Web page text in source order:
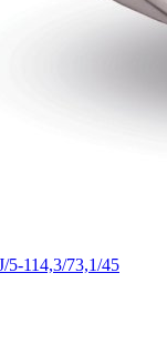
5-114,3/73,1/45